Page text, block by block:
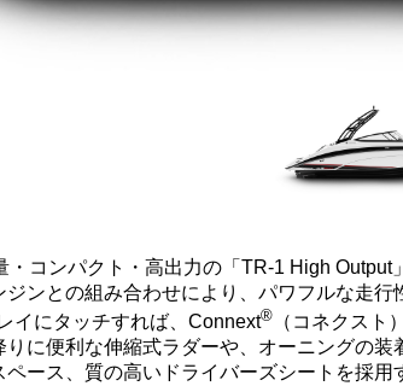
コンパクト・高出力の「TR-1 High Output
ンとの組み合わせにより、パワフルな走行
イにタッチすれば、Connext® （コネクスト
りに便利な伸縮式ラダーや、オーニングの
ース、質の高いドライバーズシートを採